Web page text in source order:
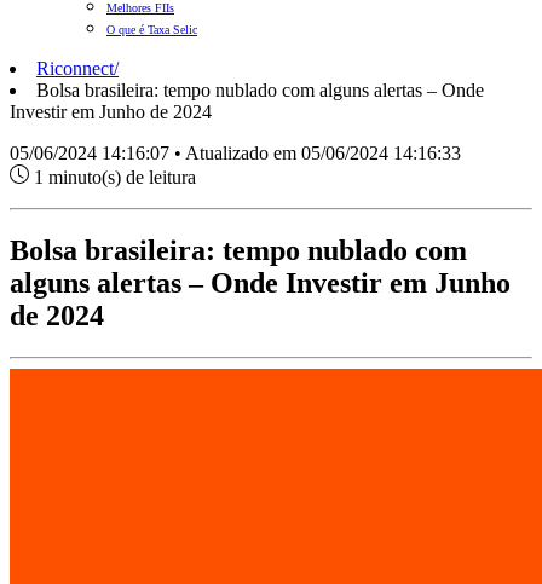
Melhores FIIs
O que é Taxa Selic
Riconnect/
Bolsa brasileira: tempo nublado com alguns alertas – Onde
Investir em Junho de 2024
05/06/2024 14:16:07 • Atualizado em 05/06/2024 14:16:33
1 minuto(s) de leitura
Bolsa brasileira: tempo nublado com
alguns alertas – Onde Investir em Junho
de 2024